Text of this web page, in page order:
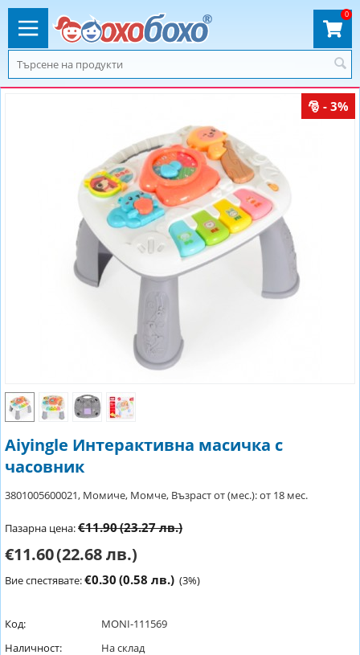
0
- 3%
Aiyingle Интерактивна масичка с
часовник
3801005600021, Момиче, Момче, Възраст от (мес.): от 18 мес.
Пазарна цена:€11.90(23.27 лв.)
€11.60(22.68 лв.)
Вие спестявате:€0.30 (0.58 лв.) (3%)
Код:
MONI-111569
Наличност:
На склад